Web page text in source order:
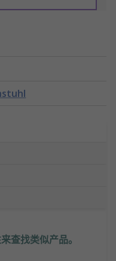
查找类似产品。